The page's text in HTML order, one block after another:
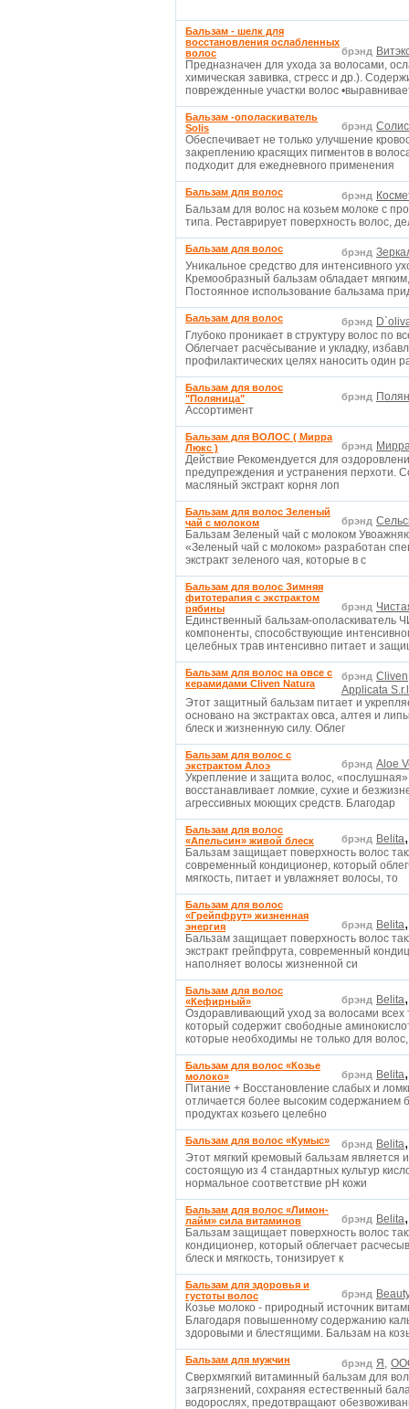
Бальзам - шелк для
восстановления ослабленных
волос
брэнд
Предназначен для ухода за волосами,
химическая завивка, стресс и др.).
поврежденные участки волос
Бальзам -ополаскиватель
Solis
брэнд
Обеспечивает не только улучшение
закреплению красящих пигментов в
подходит для ежедневного применения
Бальзам для волос брэнд
Бальзам для волос на козьем молоке с
типа. Реставрирует поверхность волос,
Бальзам для волос брэнд
Уникальное средство для интенсивного
Кремообразный бальзам обладает
Постоянное использование бальзама
Бальзам для волос брэнд
Глубоко проникает в структуру волос по
Облегчает расчёсывание и укладку,
профилактических целях наносить один
Бальзам для волос
"Поляница"
брэнд
Ассортимент
Бальзам для ВОЛОС ( Мирра
Люкс )
брэнд
Действие Рекомендуется для
предупреждения и устранения перхоти.
масляный экстракт корня лоп
Бальзам для волос Зеленый
чай с молоком
брэнд
Бальзам Зеленый чай с молоком
«Зеленый чай с молоком» разработан
экстракт зеленого чая, которые в с
Бальзам для волос Зимняя
фитотерапия с экстрактом
рябины
брэнд
Единственный бальзам-
компоненты, способствующие
целебных трав интенсивно питает и
Бальзам для волос на овсе с
керамидами Cliven Natura
брэнд Cliven
Applicata
Этот защитный бальзам питает и
основано на экстрактах овса, алтея и
блеск и жизненную силу. Облег
Бальзам для волос с
экстрактом Алоэ
брэнд Aloe
Укрепление и защита волос,
восстанавливает ломкие, сухие и
агрессивных моющих средств. Благодар
Бальзам для волос
«Апельсин» живой блеск
брэнд Belita
Бальзам защищает поверхность волос
современный кондиционер, который
мягкость, питает и увлажняет волосы, то
Бальзам для волос
«Грейпфрут» жизненная
энергия
брэнд Belita
Бальзам защищает поверхность волос
экстракт грейпфрута, современный
наполняет волосы жизненной си
Бальзам для волос
«Кефирный»
брэнд Belita
Оздоравливающий уход за волосами
который содержит свободные
которые необходимы не только для
Бальзам для волос «Козье
молоко»
брэнд Belita
Питание + Восстановление слабых и
отличается более высоким содержанием
продуктах козьего целебно
Бальзам для волос «Кумыс» брэнд Belita
Этот мягкий кремовый бальзам
состоящую из 4 стандартных культур
нормальное соответствие pH кожи
Бальзам для волос «Лимон-
лайм» сила витаминов
брэнд Belita
Бальзам защищает поверхность волос
кондиционер, который облегчает
блеск и мягкость, тонизирует к
Бальзам для здоровья и
густоты волос
брэнд
Козье молоко - природный источник
Благодаря повышенному содержанию
здоровыми и блестящими. Бальзам на
Бальзам для мужчин брэнд Я,
Сверхмягкий витаминный бальзам для
загрязнений, сохраняя естественный
водорослях, предотвращают